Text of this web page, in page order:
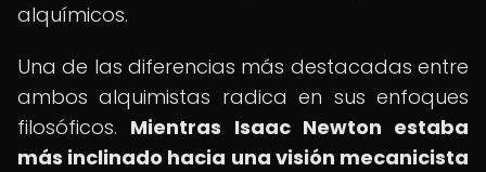
alquímicos.
Una de las diferencias más destacadas entre
ambos alquimistas radica en sus enfoques
filosóficos. Mientras Isaac Newton estaba
más inclinado hacia una visión mecanicista